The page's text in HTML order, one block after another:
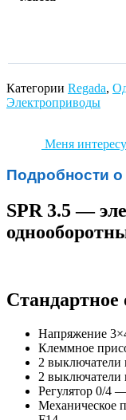
Категории Regada,
Электроприводы
Меня
Подробности о
SPR 3.5 —
Стандартное
Напряжение
Клеммное
2 выключатели
2 выключатели
Регулятор 0/4
Механическое